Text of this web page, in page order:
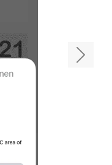
Next